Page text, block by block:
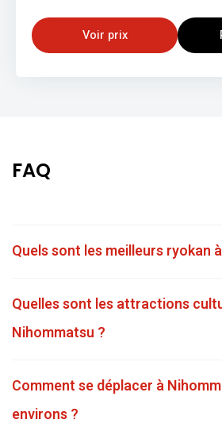
Voir prix
FAQ
Quels sont les meilleurs ryokan
Quelles sont les attractions
Nihommatsu ?
Comment se déplacer à
environs ?